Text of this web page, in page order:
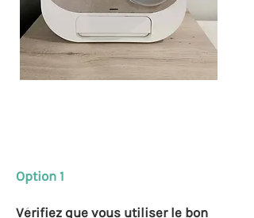
Option 1
Vérifiez que vous utiliser le bon